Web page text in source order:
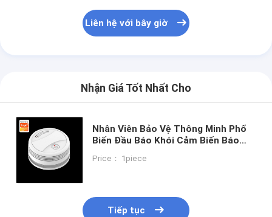
Liên hệ với bây giờ
Nhận Giá Tốt Nhất Cho
Nhân Viên Bảo Vệ Thông Minh Phổ
Biến Đầu Báo Khói Cảm Biến Báo
Phòng Cháy Chữa Cháy Gia Đình Bảo
Price： 1piece
Tiếp tục